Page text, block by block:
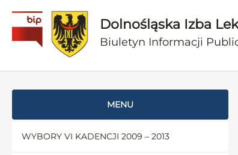
Dolnośląska Izba
Biuletyn Informacji
MENU
WYBORY VI KADENCJI 2009 – 2013